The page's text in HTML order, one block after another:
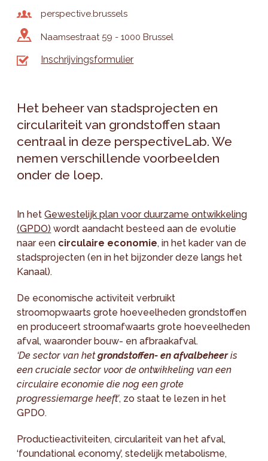
perspective.brussels
Naamsestraat 59 - 1000 Brussel
Inschrijvingsformulier
Het beheer van stadsprojecten en
circulariteit van grondstoffen staan
centraal in deze perspectiveLab. We
nemen verschillende voorbeelden
onder de loep.
In hetGewestelijk plan voor duurzame ontwikkeling
(GPDO) wordt aandacht besteed aan de evolutie
naar een circulaire economie, in het kader van de
stadsprojecten (en in het bijzonder deze langs het
Kanaal).
De economische activiteit verbruikt
stroomopwaarts grote hoeveelheden grondstoffen
en produceert stroomafwaarts grote hoeveelheden
afval, waaronder bouw- en afbraakafval.
‘De sector van hetgrondstoffen- en afvalbeheeris
een cruciale sector voor de ontwikkeling van een
circulaire economie die nog een grote
progressiemarge heeft’, zo staat te lezen in het
GPDO.
Productieactiviteiten, circulariteit van het afval,
‘foundational economy’, stedelijk metabolisme,